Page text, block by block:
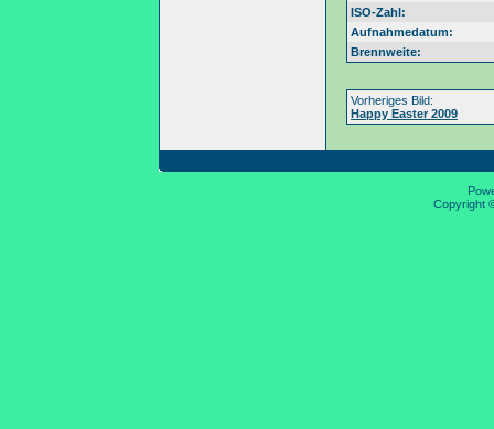
ISO-Zahl:
Aufnahmedatum:
Brennweite:
Vorheriges Bild:
Happy Easter 2009
Copyright